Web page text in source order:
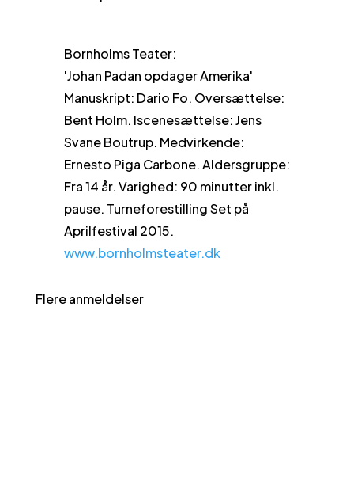
Bornholms Teater:
'Johan Padan opdager Amerika'
Manuskript: Dario Fo. Oversættelse:
Bent Holm. Iscenesættelse: Jens
Svane Boutrup. Medvirkende:
Ernesto Piga Carbone. Aldersgruppe:
Fra 14 år. Varighed: 90 minutter inkl.
pause. Turneforestilling Set på
Aprilfestival 2015.
www.bornholmsteater.dk
Flere anmeldelser